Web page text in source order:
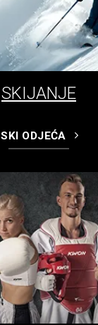
SKIJANJE
SKI ODJEĆA